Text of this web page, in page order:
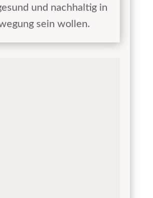
und nachhaltig in
sein wollen.